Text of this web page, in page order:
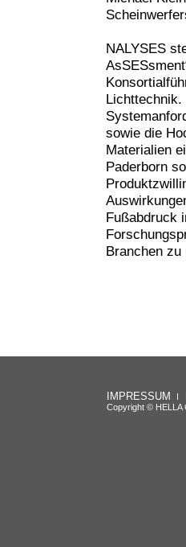
NALYSES
Lichttechnik.
sowie die
Materialien
Paderborn
Fußabdruck
Branchen zu
IMPRESSUM
Copyright © HELLA